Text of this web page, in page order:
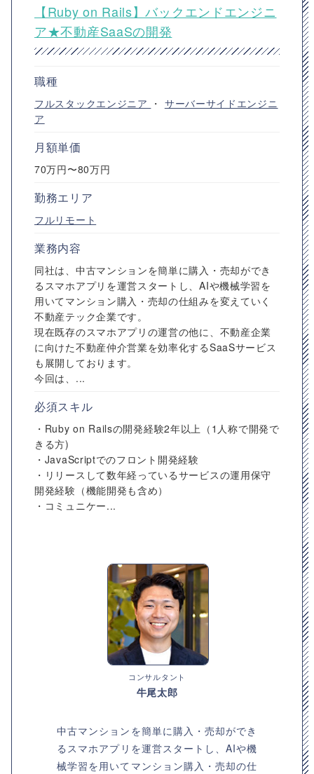
【Ruby on Rails】バックエンドエンジニ
ア★不動産SaaSの開発
職種
フルスタックエンジニア ・ サーバーサイドエンジニ
ア
月額単価
70万円〜80万円
勤務エリア
フルリモート
業務内容
同社は、中古マンションを簡単に購入・売却ができ
るスマホアプリを運営スタートし、AIや機械学習を
用いてマンション購入・売却の仕組みを変えていく
不動産テック企業です。
現在既存のスマホアプリの運営の他に、不動産企業
に向けた不動産仲介営業を効率化するSaaSサービス
も展開しております。
今回は、...
必須スキル
・Ruby on Railsの開発経験2年以上（1人称で開発で
きる方)
・JavaScriptでのフロント開発経験
・リリースして数年経っているサービスの運用保守
開発経験（機能開発も含め）
・コミュニケー...
コンサルタント
牛尾太郎
中古マンションを簡単に購入・売却ができ
るスマホアプリを運営スタートし、AIや機
械学習を用いてマンション購入・売却の仕